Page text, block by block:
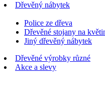
Dřevěný nábytek
Police ze dřeva
Dřevěné stojany na
Jiný dřevěný nábytek
Dřevěné výrobky různé
Akce a slevy